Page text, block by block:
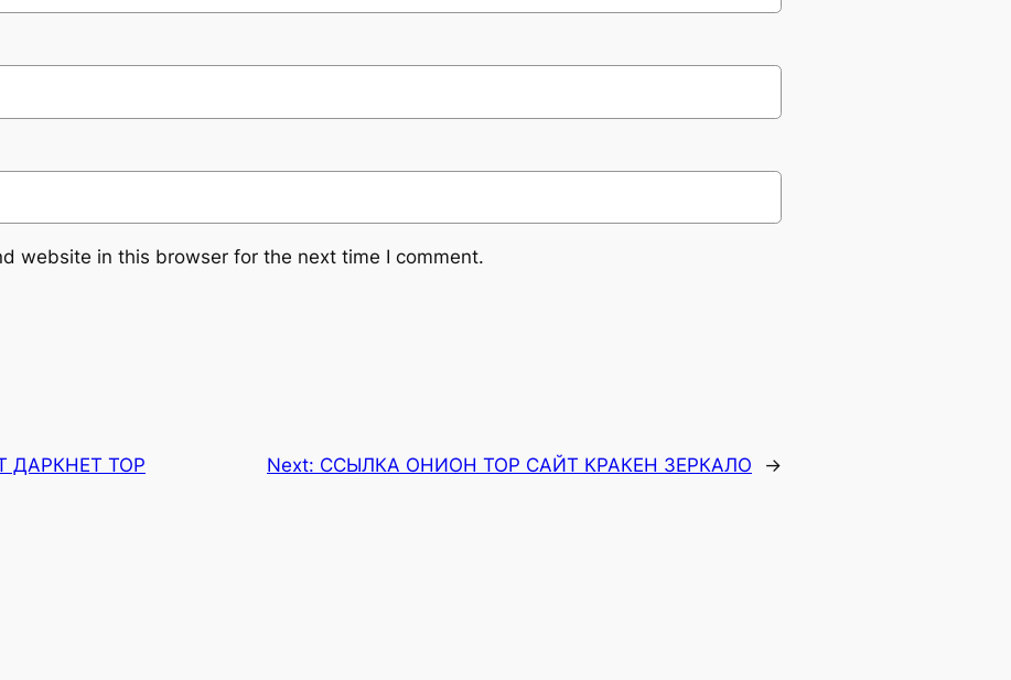
website in this browser for the next time I comment.
ДАРКНЕТ ТОР Next: ССЫЛКА ОНИОН ТОР САЙТ КРАКЕН ЗЕРКАЛО →